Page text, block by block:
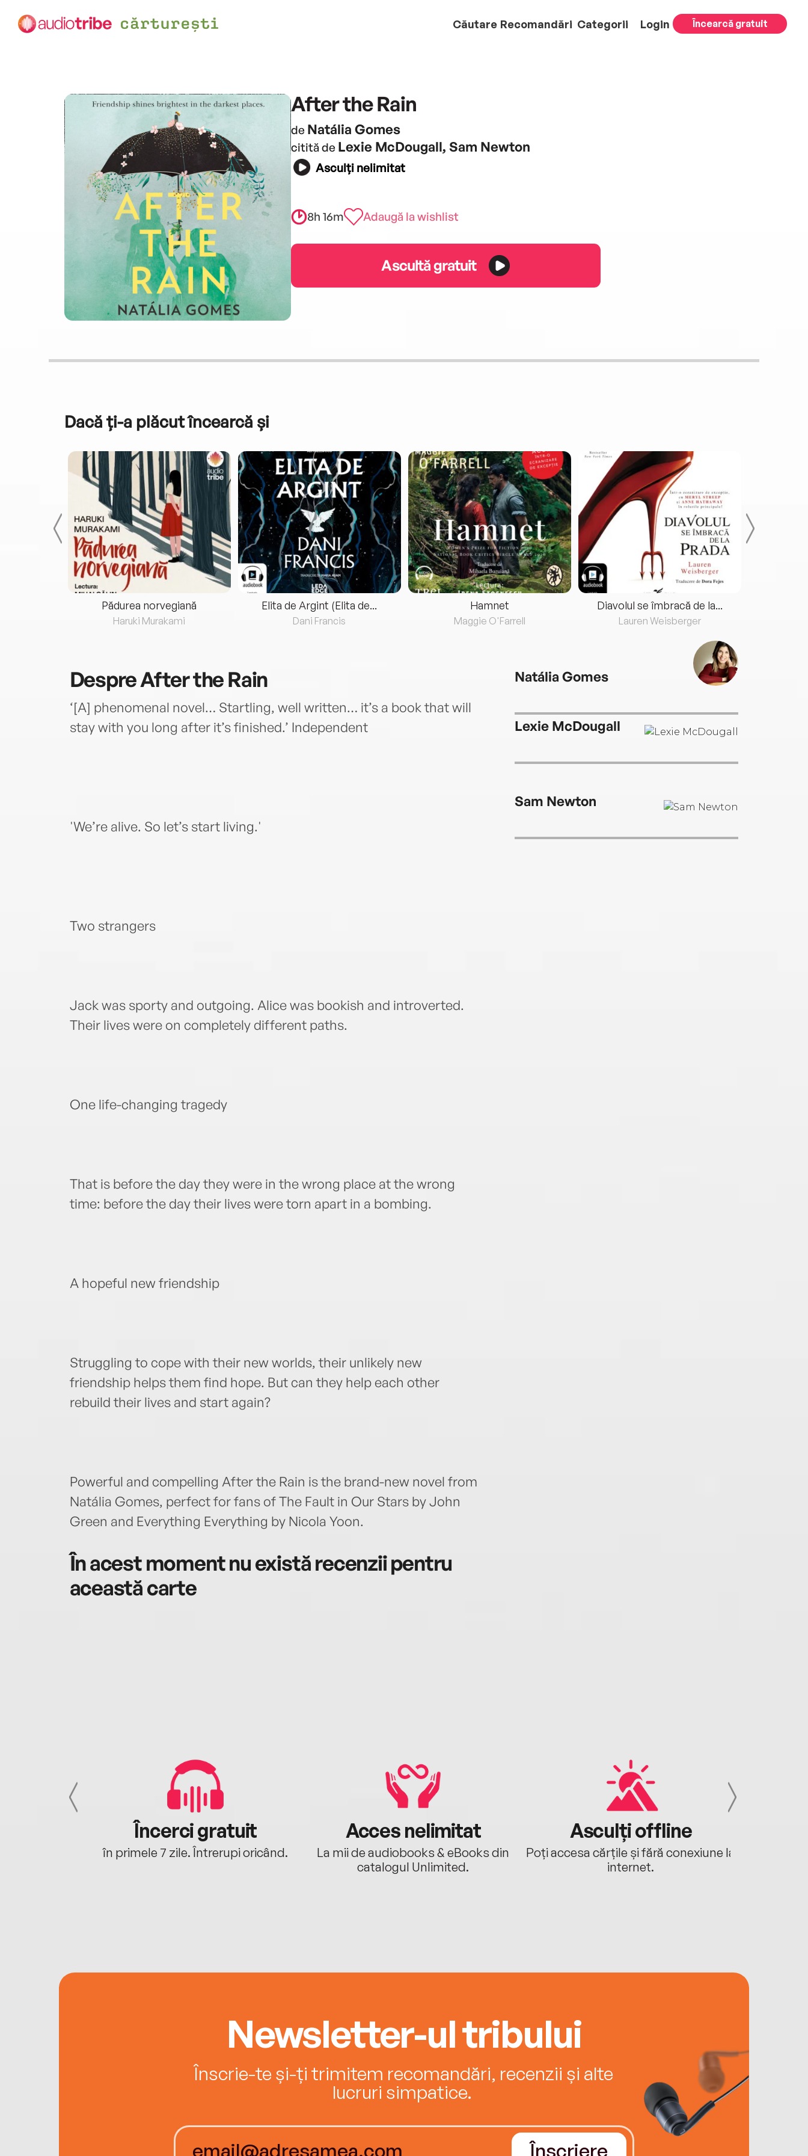
Căutare Recomandări Categorii Login Încearcă gratuit
After the Rain
de Natália Gomes
citită de Lexie McDougall, Sam Newton
Asculți nelimitat
8h 16m Adaugă la wishlist
Ascultă gratuit
Dacă ți-a plăcut încearcă și
Pădurea norvegiană
Haruki Murakami
Elita de Argint (Elita de...
Dani Francis
Hamnet
Maggie O'Farrell
Diavolul se îmbracă de la...
Lauren Weisberger
DespreAfter the Rain
‘[A] phenomenal novel… Startling, well written… it’s a book that will
stay with you long after it’s finished.’ Independent
'We’re alive. So let’s start living.'
Two strangers
Jack was sporty and outgoing. Alice was bookish and introverted.
Their lives were on completely different paths.
One life-changing tragedy
That is before the day they were in the wrong place at the wrong
time: before the day their lives were torn apart in a bombing.
A hopeful new friendship
Struggling to cope with their new worlds, their unlikely new
friendship helps them find hope. But can they help each other
rebuild their lives and start again?
Powerful and compelling After the Rain is the brand-new novel from
Natália Gomes, perfect for fans of The Fault in Our Stars by John
Green and Everything Everything by Nicola Yoon.
În acest moment nu există recenzii pentru
această carte
Natália Gomes
Lexie McDougall
Sam Newton
Încerci gratuit
în primele 7 zile. Întrerupi oricând.
Acces nelimitat
La mii de audiobooks & eBooks din
catalogul Unlimited.
Asculți offline
Poți accesa cărțile și fără conexiune la
internet.
Newsletter-ul tribului
Înscrie-te și-ți trimitem recomandări, recenzii și alte
lucruri simpatice.
Înscriere